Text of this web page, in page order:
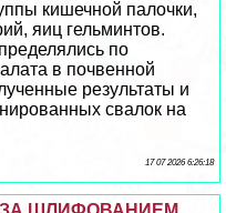
кишечной палочки,
яиц гельминтов.
по
в почвенной
результаты и
свалок на
17 07 2026 6:26:18